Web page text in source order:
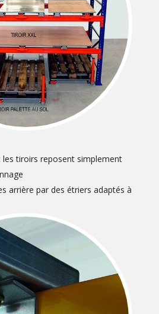
les tiroirs reposent simplement
arrière par des étriers adaptés à